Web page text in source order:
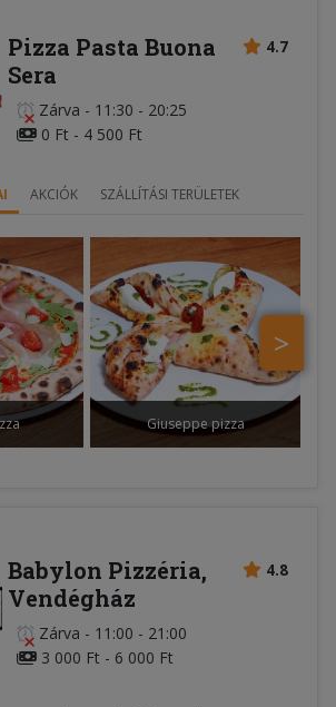
4.7
Pizza Pasta Buona
Sera
Zárva - 11:30 - 20:25
0 Ft - 4 500 Ft
AKCIÓK SZÁLLÍTÁSI TERÜLETEK
>
Giuseppe pizza
4.8
Babylon Pizzéria,
Vendégház
Zárva - 11:00 - 21:00
3 000 Ft - 6 000 Ft